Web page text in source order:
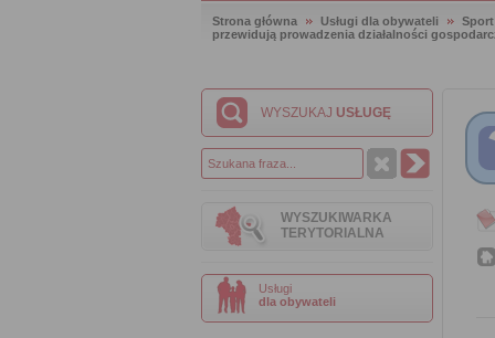
Strona główna Usługi dla obywateli Sport
przewidują prowadzenia działalności
WYSZUKAJ USŁUGĘ
WYSZUKIWARKA
TERYTORIALNA
Usługi
dla obywateli